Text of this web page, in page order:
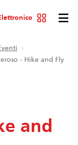
- Hike and Fly
and